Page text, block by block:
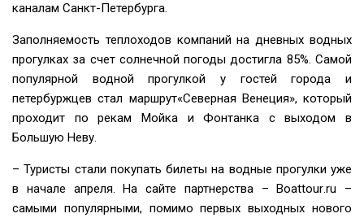
каналам Санкт-Петербурга.
Заполняемость теплоходов компаний на дневных водных
прогулках за счет солнечной погоды достигла 85%. Самой
популярной водной прогулкой у гостей города и
петербуржцев стал маршрут«Северная Венеция», который
проходит по рекам Мойка и Фонтанка с выходом в
Большую Неву.
– Туристы стали покупать билеты на водные прогулки уже
в начале апреля. На сайте партнерства – Boattour.ru –
самыми популярными, помимо первых выходных нового